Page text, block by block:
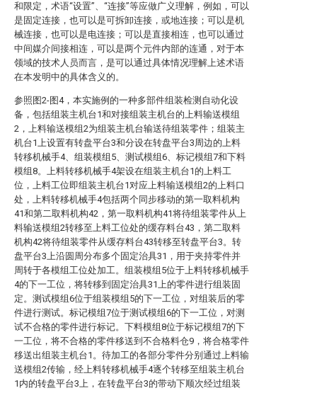
和限定，术语“设置”、“连接”等应做广义理解，例如，可以
是固定连接，也可以是可拆卸连接，或地连接；可以是机
械连接，也可以是电连接；可以是直接相连，也可以通过
中间媒介间接相连，可以是两个元件内部的连通，对于本
领域的技术人员而言，是可以通过具体情况理解上述术语
在本发明中的具体含义的。
参照图2-图4，本实施例的一种多部件组装检测自动化设
备，包括组装主机台1和对接组装主机台的上料输送模组
2，上料输送模组2为组装主机台输送待组装零件；组装主
机台1上设置有转盘平台3和分设在转盘平台3周边的上料
转移机械手4、组装模组5、测试模组6、标记模组7和下料
模组8。上料转移机械手4架设在组装主机台1的上料工
位，上料工位即组装主机台1对应上料输送模组2的上料口
处，上料转移机械手4包括两个同步移动的第一取料机构
41和第二取料机构42，第一取料机构41将待组装零件从上
料输送模组2转移至上料工位处的缓存料台43，第二取料
机构42将待组装零件从缓存料台43转移至转盘平台3。转
盘平台3上沿圆周分布多个固定治具31，用于夹持零件并
周转于各模组工位处加工。组装模组5位于上料转移机械手
4的下一工位，将转移到固定治具31上的零件进行组装固
定。测试模组6位于组装模组5的下一工位，对组装后的零
件进行测试。标记模组7位于测试模组6的下一工位，对测
试不合格的零件进行标记。下料模组8位于标记模组7的下
一工位，将不合格的零件移送到不合格料仓9，将合格零件
移送出组装主机台1。待加工的各部分零件分别通过上料输
送模组2传输，经上料转移机械手4逐个转移至组装主机台
1内的转盘平台3上，在转盘平台3的带动下顺次经过组装